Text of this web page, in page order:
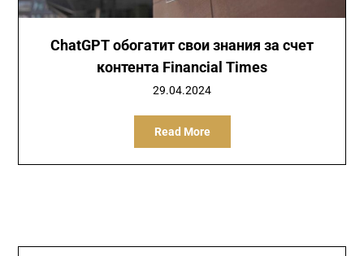
ChatGPT обогатит свои знания за счет
контента Financial Times
29.04.2024
Read More